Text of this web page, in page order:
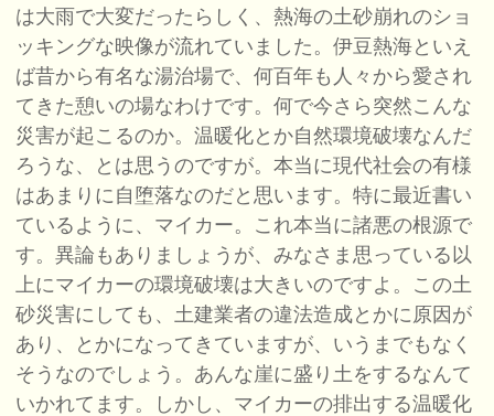
は大雨で大変だったらしく、熱海の土砂崩れのショ
ッキングな映像が流れていました。伊豆熱海といえ
ば昔から有名な湯治場で、何百年も人々から愛され
てきた憩いの場なわけです。何で今さら突然こんな
災害が起こるのか。温暖化とか自然環境破壊なんだ
ろうな、とは思うのですが。本当に現代社会の有様
はあまりに自堕落なのだと思います。特に最近書い
ているように、マイカー。これ本当に諸悪の根源で
す。異論もありましょうが、みなさま思っている以
上にマイカーの環境破壊は大きいのですよ。この土
砂災害にしても、土建業者の違法造成とかに原因が
あり、とかになってきていますが、いうまでもなく
そうなのでしょう。あんな崖に盛り土をするなんて
いかれてます。しかし、マイカーの排出する温暖化